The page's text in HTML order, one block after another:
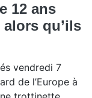
12 ans
qu’ils
vendredi 7
de l’Europe à